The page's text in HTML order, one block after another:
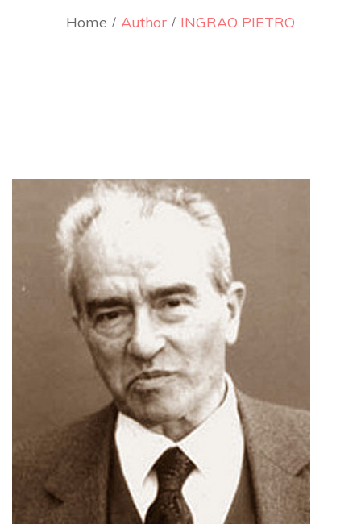
Home Author INGRAO PIETRO